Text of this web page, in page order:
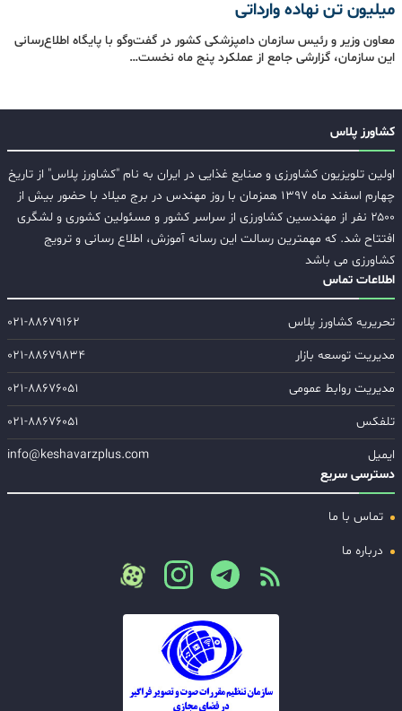
میلیون تن نهاده وارداتی
معاون وزیر و رئیس سازمان دامپزشکی کشور در گفت‌وگو با پایگاه اطلاع‌رسانی
این سازمان، گزارشی جامع از عملکرد پنج ماه نخست…
کشاورز پلاس
اولین تلویزیون کشاورزی و صنایع غذایی در ایران به نام "کشاورز پلاس" از تاریخ
چهارم اسفند ماه ۱۳۹۷ همزمان با روز مهندس در برج میلاد با حضور بیش از
۲۵۰۰ نفر از مهندسین کشاورزی از سراسر کشور و مسئولین کشوری و لشگری
افتتاح شد. که مهمترین رسالت این رسانه آموزش، اطلاع رسانی و ترویج
کشاورزی می باشد
اطلاعات تماس
تحریریه کشاورز پلاس
۰۲۱-۸۸۶۷۹۱۶۲
مدیریت توسعه بازار
۰۲۱-۸۸۶۷۹۸۳۴
مدیریت روابط عمومی
۰۲۱-۸۸۶۷۶۰۵۱
تلفکس
۰۲۱-۸۸۶۷۶۰۵۱
ایمیل
info@keshavarzplus.com
دسترسی سریع
تماس با ما
درباره ما